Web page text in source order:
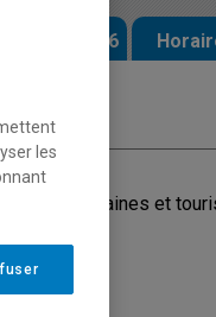
2026
: Études urbaines et
les